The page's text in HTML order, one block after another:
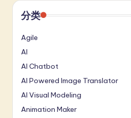
分类
Agile
AI
AI Chatbot
AI Powered Image Translator
AI Visual Modeling
Animation Maker